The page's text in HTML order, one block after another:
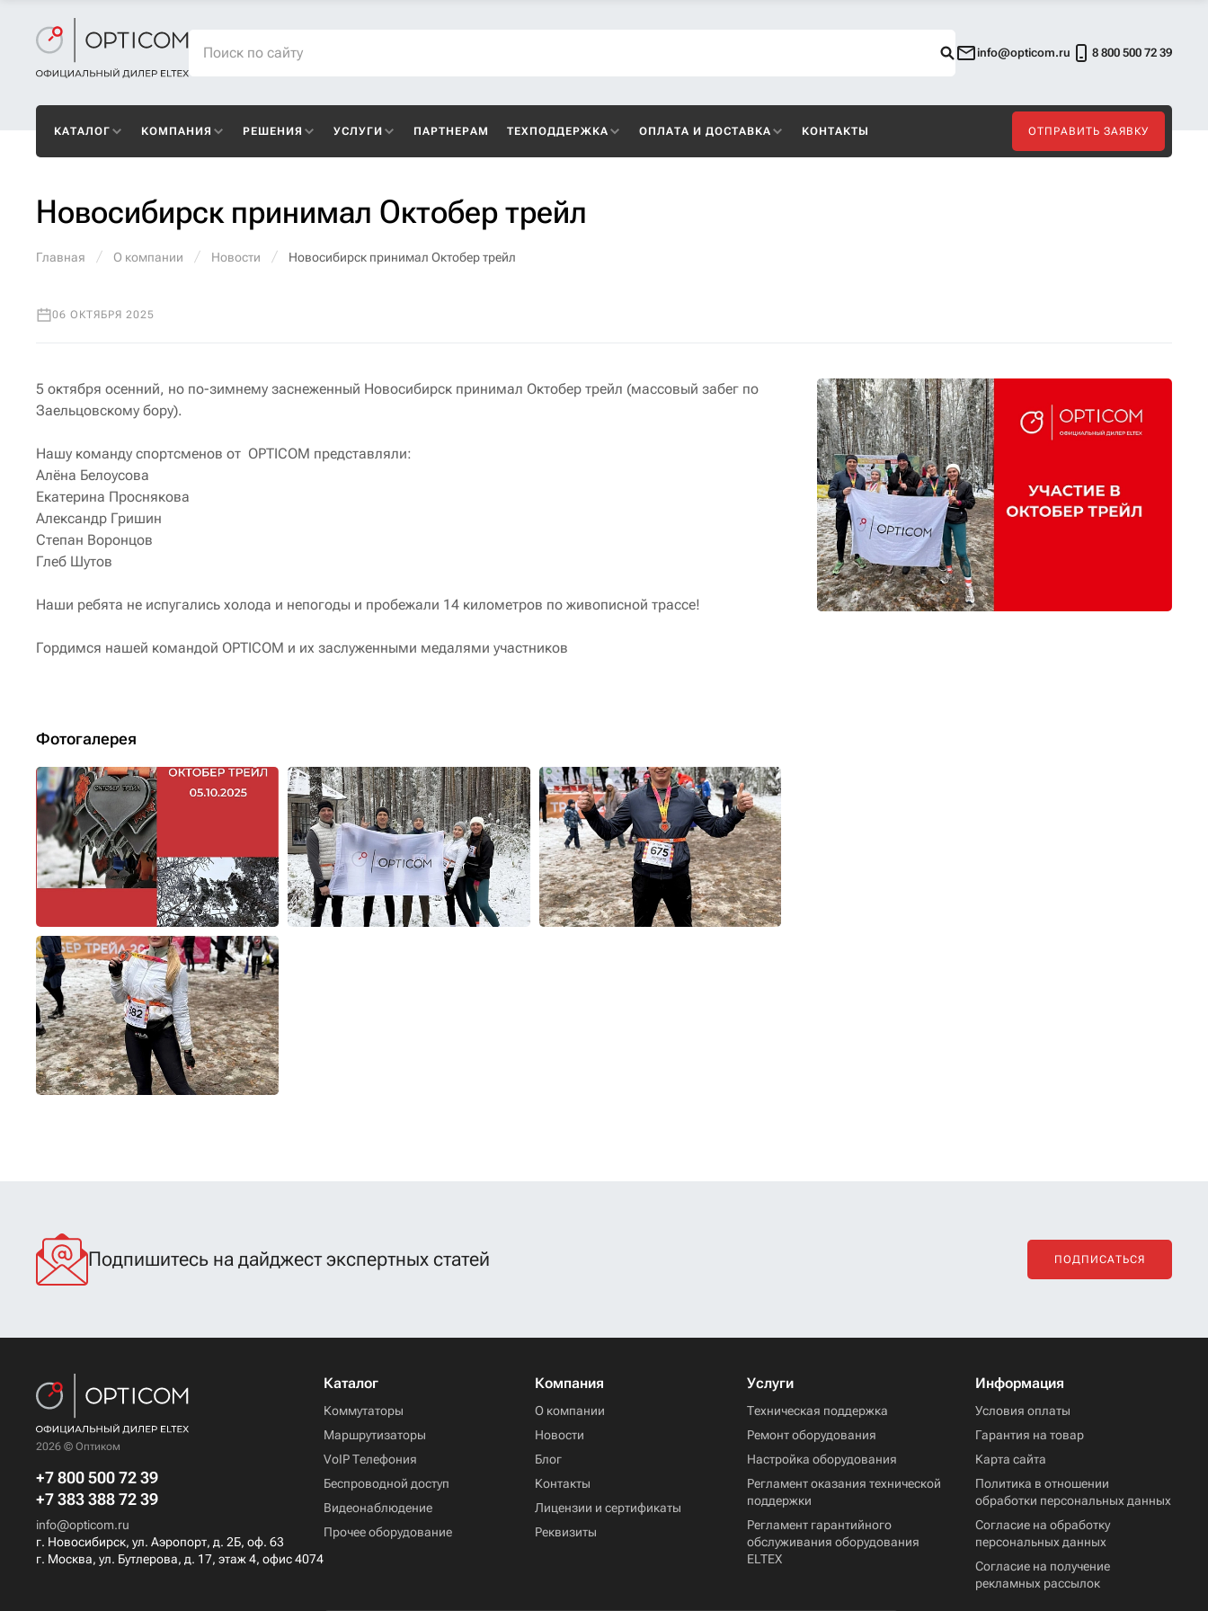
info@opticom.ru 8 800 500 72 39
КАТАЛОГ КОМПАНИЯ РЕШЕНИЯ УСЛУГИ ПАРТНЕРАМ ТЕХПОДДЕРЖКА ОПЛАТА И ДОСТАВКА КОНТАКТЫ ОТПРАВИТЬ ЗАЯВКУ
Новосибирск принимал Октобер трейл
Главная О компании Новости Новосибирск принимал Октобер трейл
06 ОКТЯБРЯ 2025
5 октября осенний, но по-зимнему заснеженный Новосибирск принимал Октобер трейл (массовый забег по
Заельцовскому бору).
Нашу команду спортсменов от OPTICOM представляли:
Алёна Белоусова
Екатерина Проснякова
Александр Гришин
Степан Воронцов
Глеб Шутов
Наши ребята не испугались холода и непогоды и пробежали 14 километров по живописной трассе!
Гордимся нашей командой OPTICOM и их заслуженными медалями участников
Фотогалерея
Подпишитесь на дайджест экспертных статей ПОДПИСАТЬСЯ
2026 © Оптиком
+7 800 500 72 39
+7 383 388 72 39
info@opticom.ru
г. Новосибирск, ул. Аэропорт, д. 2Б, оф. 63
г. Москва, ул. Бутлерова, д. 17, этаж 4, офис 4074
Каталог
Коммутаторы
Маршрутизаторы
VoIP Телефония
Беспроводной доступ
Видеонаблюдение
Прочее оборудование
Компания
О компании
Новости
Блог
Контакты
Лицензии и сертификаты
Реквизиты
Услуги
Техническая поддержка
Ремонт оборудования
Настройка оборудования
Регламент оказания технической
поддержки
Регламент гарантийного
обслуживания оборудования
ELTEX
Информация
Условия оплаты
Гарантия на товар
Карта сайта
Политика в отношении
обработки персональных данных
Согласие на обработку
персональных данных
Согласие на получение
рекламных рассылок